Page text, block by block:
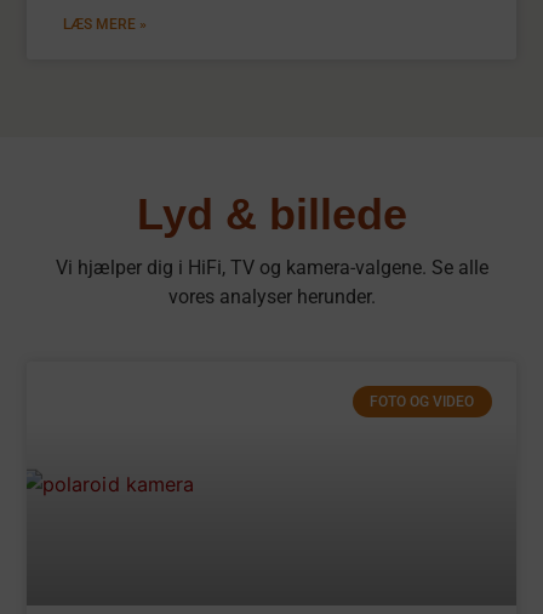
LÆS MERE »
Lyd & billede
Vi hjælper dig i HiFi, TV og kamera-valgene. Se alle
vores analyser herunder.
FOTO OG VIDEO